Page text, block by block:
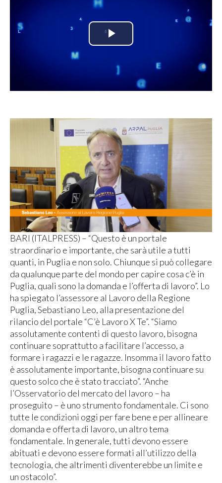
Play
Video
BARI (ITALPRESS) – “Questo è un portale
straordinario e importante, che sarà utile a tutti
quanti, in Puglia e non solo. Chiunque si può collegare
da qualunque parte del mondo per capire cosa c’è in
Puglia, quali sono la domanda e l’offerta di lavoro”. Lo
ha spiegato l’assessore al Lavoro della Regione
Puglia, Sebastiano Leo, alla presentazione del
rilancio del portale “C’è Lavoro X Te”. “Siamo
assolutamente contenti di questo lavoro, bisogna
continuare soprattutto a facilitare l’accesso, a
formare i ragazzi e le ragazze. Insomma il lavoro fatto
è assolutamente importante, bisogna continuare su
questo solco che è stato tracciato”. “Anche
l’Osservatorio del mercato del lavoro – ha
proseguito – è uno strumento fondamentale. Ci sono
tutte le condizioni oggi per fare bene e per allineare
domanda e offerta di lavoro, un altro tema
fondamentale. In generale, tutti devono essere
abituati e devono essere formati all’utilizzo della
tecnologia, che altrimenti diventerebbe un limite e
un ostacolo”.